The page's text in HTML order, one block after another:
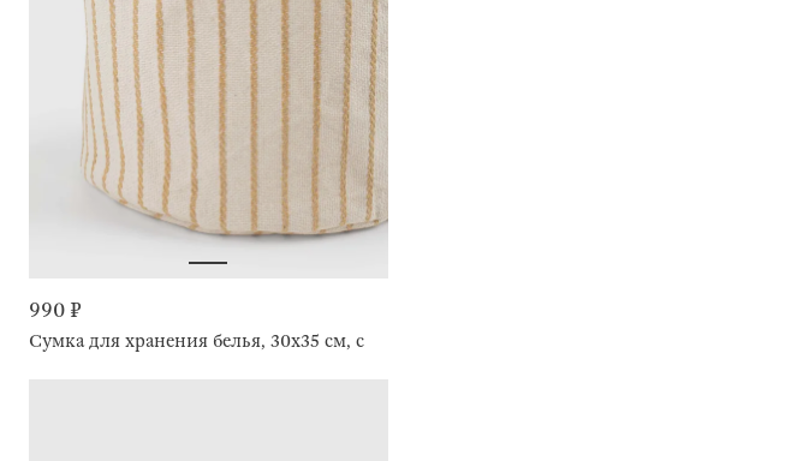
990 ₽
Сумка для хранения белья, 30х35 см, с ручками, Полосы, Stripe